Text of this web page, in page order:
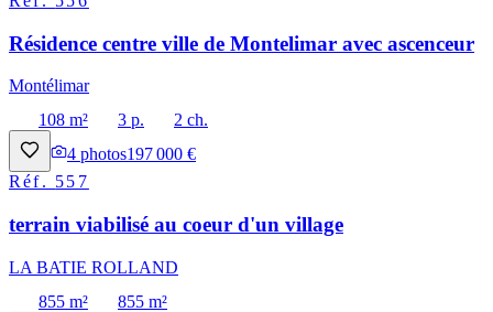
Résidence centre ville de Montelimar avec ascenceur
Montélimar
108 m²
3 p.
2 ch.
4 photos197 000 €
Réf. 557
terrain viabilisé au coeur d'un village
LA BATIE ROLLAND
855 m²
855 m²